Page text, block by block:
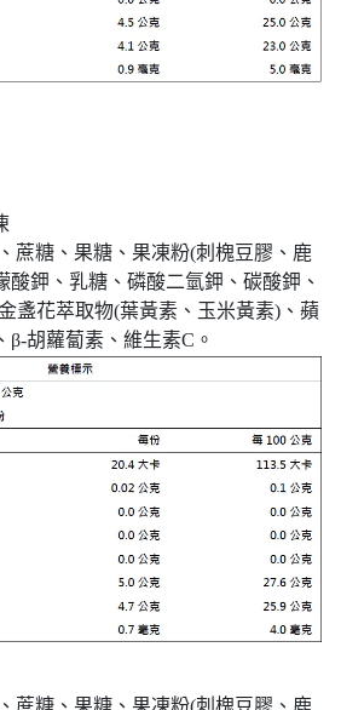
蔗糖、果糖、果凍粉(刺槐豆膠、鹿
酸鉀、乳糖、磷酸二氫鉀、碳酸鉀、
盞花萃取物(葉黃素、玉米黃素)、蘋
β-胡蘿蔔素、維生素C。
蔗糖、果糖、果凍粉(刺槐豆膠、鹿